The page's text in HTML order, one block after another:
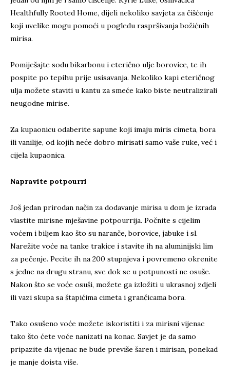
Healthfully Rooted Home, dijeli nekoliko savjeta za čišćenje
koji uvelike mogu pomoći u pogledu raspršivanja božićnih
mirisa.
Pomiješajte sodu bikarbonu i eterično ulje borovice, te ih
pospite po tepihu prije usisavanja. Nekoliko kapi eteričnog
ulja možete staviti u kantu za smeće kako biste neutralizirali
neugodne mirise.
Za kupaonicu odaberite sapune koji imaju miris cimeta, bora
ili vanilije, od kojih neće dobro mirisati samo vaše ruke, već i
cijela kupaonica.
Napravite potpourri
Još jedan prirodan način za dodavanje mirisa u dom je izrada
vlastite mirisne mješavine potpourrija. Počnite s cijelim
voćem i biljem kao što su naranče, borovice, jabuke i sl.
Narežite voće na tanke trakice i stavite ih na aluminijski lim
za pečenje. Pecite ih na 200 stupnjeva i povremeno okrenite
s jedne na drugu stranu, sve dok se u potpunosti ne osuše.
Nakon što se voće osuši, možete ga izložiti u ukrasnoj zdjeli
ili vazi skupa sa štapićima cimeta i grančicama bora.
Tako osušeno voće možete iskoristiti i za mirisni vijenac
tako što ćete voće nanizati na konac. Savjet je da samo
pripazite da vijenac ne bude previše šaren i mirisan, ponekad
je manje doista više.